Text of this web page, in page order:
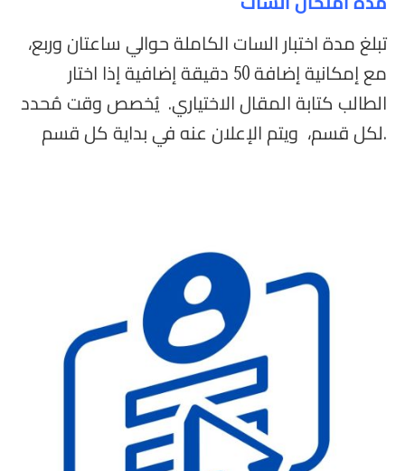
مدة امتحان السات
تبلغ مدة اختبار السات الكاملة حوالي ساعتان وربع،
مع إمكانية إضافة 50 دقيقة إضافية إذا اختار
الطالب كتابة المقال الاختياري. يُخصص وقت مُحدد
لكل قسم، ويتم الإعلان عنه في بداية كل قسم.